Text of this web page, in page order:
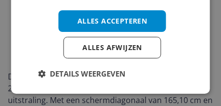
De Samsung 65S95F is een 65 inch OLED-televisie uit
2025 die direct opvalt door zijn strakke, moderne
uitstraling. Met een schermdiagonaal van 165,10 cm en
ALLES ACCEPTEREN
ALLES AFWIJZEN
DETAILS WEERGEVEN